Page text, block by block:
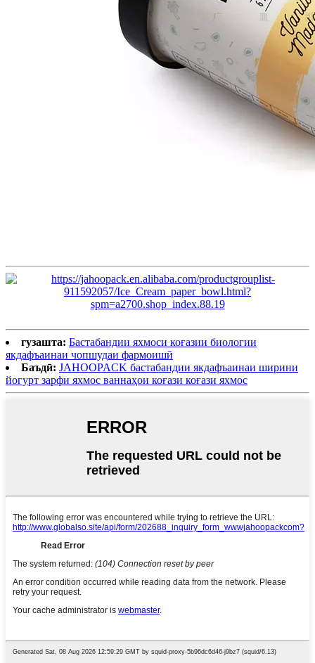
гузашта: Бастабандии яхмоси коғазии биологии
якдафъаинаи чопшудаи фармоишӣ
Баъдӣ: JAHOOPACK бастабандии якдафъаинаи ширини
йогурт зарфи яхмос ваннаҳои коғази коғази яхмос